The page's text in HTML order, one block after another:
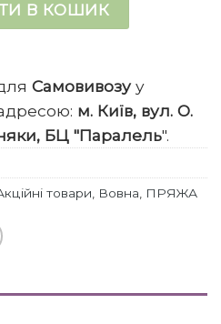
В КОШИК
Самовивозуу
м. Київ, вул. О.
БЦ "Паралель".
товари Вовна ПРЯЖА